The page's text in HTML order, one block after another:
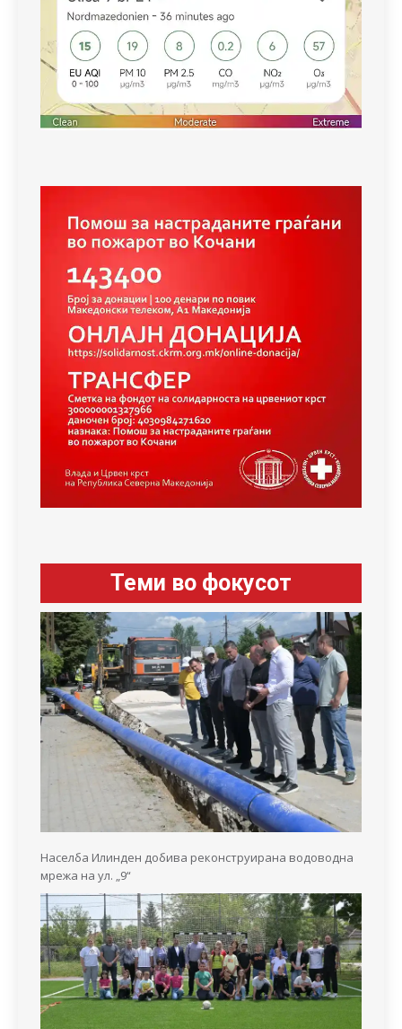
Теми во фокусот
Населба Илинден добива реконструирана водоводна
мрежа на ул. „9“